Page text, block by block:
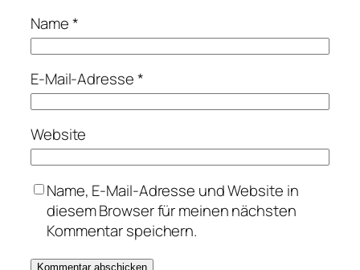
Name*
E-Mail-Adresse*
Website
Name, E-Mail-Adresse und Website in
diesem Browser für meinen nächsten
Kommentar speichern.